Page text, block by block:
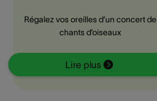
Régalez vos oreilles d’un concert de
chants d’oiseaux
Lire plus